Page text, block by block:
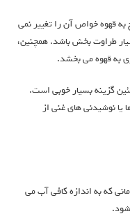
قهوه خواص آن را تغییر نمی
طراوت بخش باشد. همچنین،
به قهوه می بخشد.
گزینه بسیار خوبی است.
یا نوشیدنی های غنی از
که به اندازه کافی آب می